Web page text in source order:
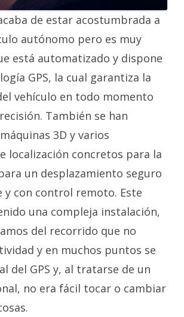
de estar acostumbrada a
autónomo pero es muy
está automatizado y dispone
GPS, la cual garantiza la
vehículo en todo momento
También se han
3D y varios
localización concretos para la
un desplazamiento seguro
y con control remoto. Este
una compleja instalación,
del recorrido que no
y en muchos puntos se
del GPS y, al tratarse de un
no era fácil tocar o cambiar